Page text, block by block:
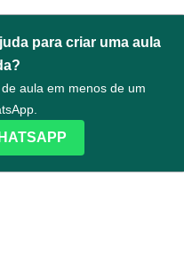
para criar uma aula
aula em menos de um